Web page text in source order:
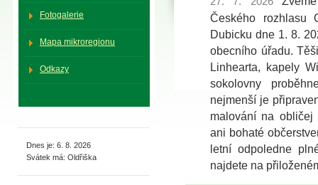
Fotogalerie
Mapa mikroregionu
Odkazy
Dnes je: 6. 8. 2026
Svátek má: Oldřiška
Českého rozhlasu
Dubicku dne 1. 8.
obecního úřadu.
Linhearta, kapely
sokolovny
nejmenší je
malování na
ani bohaté
letní odpoledne
najdete na